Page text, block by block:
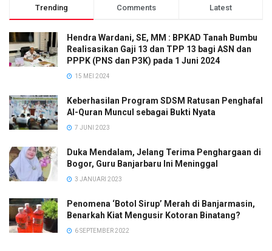
Trending Comments Latest
Hendra Wardani, SE, MM : BPKAD Tanah Bumbu
Realisasikan Gaji 13 dan TPP 13 bagi ASN dan
PPPK (PNS dan P3K) pada 1 Juni 2024
15 MEI 2024
Keberhasilan Program SDSM Ratusan Penghafal
Al-Quran Muncul sebagai Bukti Nyata
7 JUNI 2023
Duka Mendalam, Jelang Terima Penghargaan di
Bogor, Guru Banjarbaru Ini Meninggal
3 JANUARI 2023
Penomena ‘Botol Sirup’ Merah di Banjarmasin,
Benarkah Kiat Mengusir Kotoran Binatang?
6 SEPTEMBER 2022